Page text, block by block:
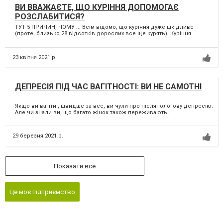
ВИ ВВАЖАЄТЕ, ЩО КУРІННЯ ДОПОМОГАЄ
РОЗСЛАБИТИСЯ?
ТУТ 5 ПРИЧИН, ЧОМУ ... Всім відомо, що куріння дуже шкідливе
(проте, близько 28 відсотків дорослих все ще курять). Куріння...
23 квітня 2021 р.
ДЕПРЕСІЯ ПІД ЧАС ВАГІТНОСТІ: ВИ НЕ САМОТНІ
Якщо ви вагітні, швидше за все, ви чули про післяпологову депресію.
Але чи знали ви, що багато жінок також переживають...
29 березня 2021 р.
Показати все
Це моє підприємство